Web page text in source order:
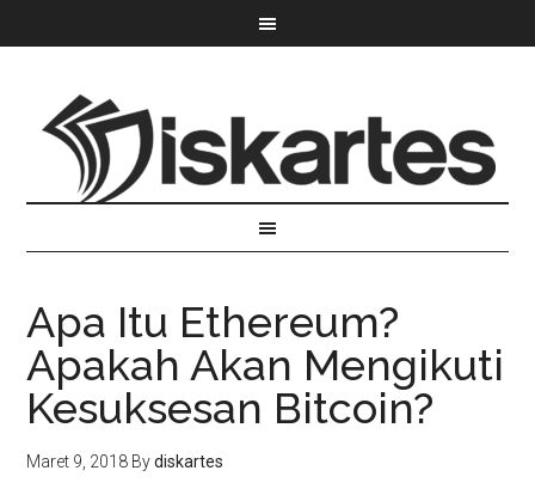
Apa Itu Ethereum?
Apakah Akan Mengikuti
Kesuksesan Bitcoin?
Maret 9, 2018 Bydiskartes